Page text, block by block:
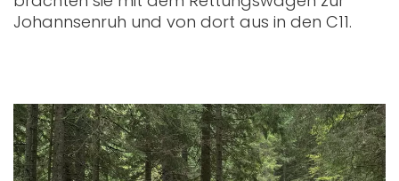
Johannsenruh und von dort aus in den C11.